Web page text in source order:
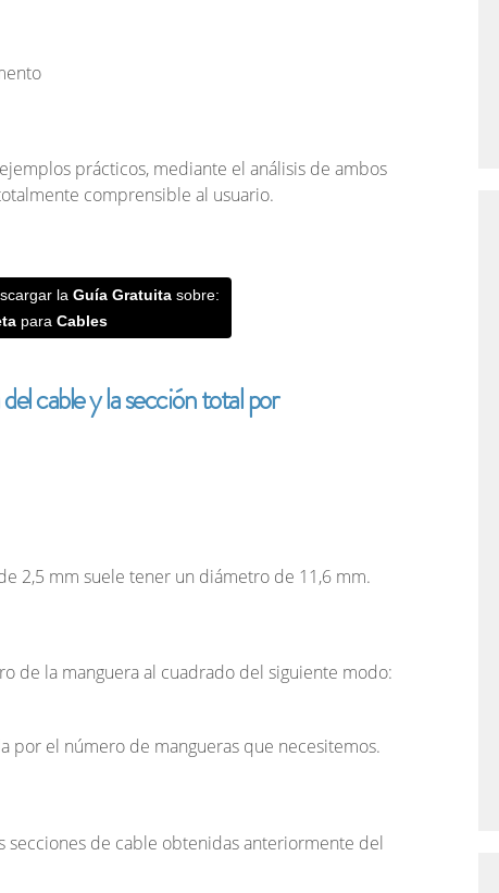
prácticos, mediante el análisis de ambos
comprensible al usuario.
laGuía Gratuita sobre:
paraCables
cable y la sección total por
2,5 mm suele tener un diámetro de 11,6 mm.
de la manguera al cuadrado del siguiente modo:
por el número de mangueras que necesitemos.
de cable obtenidas anteriormente del